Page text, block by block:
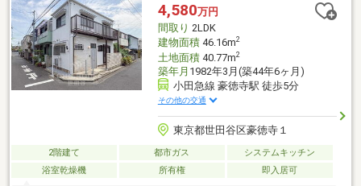
4,580万円
間取り 2LDK
建物面積46.16m2
土地面積40.77m2
築年月 1982年3月(築44年6ヶ月)
小田急線 豪徳寺駅 徒歩5分
その他の交通
東京都世田谷区豪徳寺１
2階建て 都市ガス
システムキッチン
浴室乾燥機
所有権 即入居可